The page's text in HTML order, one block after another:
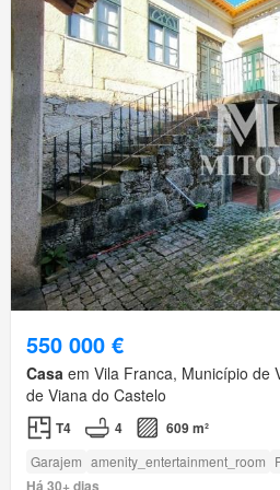
550 000 €
Casa em Vila Franca, Município de
de Viana do Castelo
T4 4 609 m²
Garajem amenity_entertainment_room
Há 30+ dias